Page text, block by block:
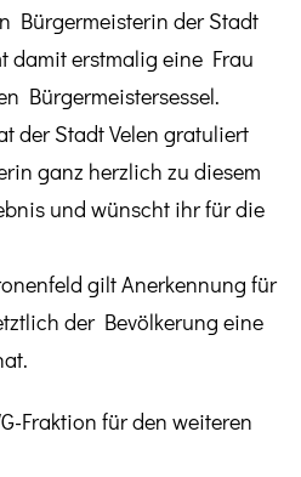
Bürgermeisterin der Stadt
damit erstmalig eine Frau
Bürgermeistersessel.
der Stadt Velen gratuliert
ganz herzlich zu diesem
und wünscht ihr für die
gilt Anerkennung für
der Bevölkerung eine
Fraktion für den weiteren